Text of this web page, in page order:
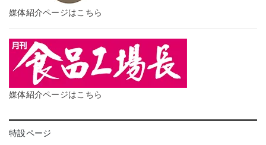
媒体紹介ページはこちら
媒体紹介ページはこちら
特設ページ